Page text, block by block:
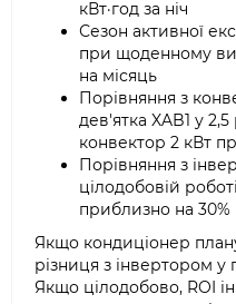
кВт·год за ніч
Сезон активної
при щоденному
на місяць
Порівняння з
дев'ятка XAB1 у
конвектор 2 кВт
Порівняння з
цілодобовій
приблизно на 30%
Якщо кондиціонер
різниця з інвертором
Якщо цілодобово, ROI